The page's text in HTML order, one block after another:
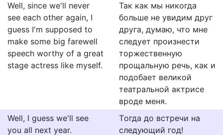
Well, since we'll never
see each other again, I
guess I'm supposed to
make some big farewell
speech worthy of a great
stage actress like myself.
Так как мы никогда
больше не увидим друг
друга, думаю, что мне
следует произнести
торжественную
прощальную речь, как и
подобает великой
театральной актрисе
вроде меня.
Well, I guess we'll see
you all next year.
Тoгда дo встречи на
следующий гoд!